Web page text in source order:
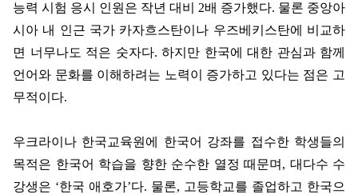
능력 시험 응시 인원은 작년 대비 2배 증가했다. 물론 중앙아
시아 내 인근 국가 카자흐스탄이나 우즈베키스탄에 비교하
면 너무나도 적은 숫자다. 하지만 한국에 대한 관심과 함께
언어와 문화를 이해하려는 노력이 증가하고 있다는 점은 고
무적이다.
우크라이나 한국교육원에 한국어 강좌를 접수한 학생들의
목적은 한국어 학습을 향한 순수한 열정 때문며 , 대다수 수
강생은 ‘한국 애호가’다. 물론, 고등학교를 졸업하고 한국으